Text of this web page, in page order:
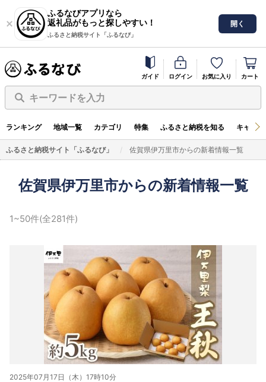
ふるなびアプリなら
返礼品がもっと探しやすい！
ふるさと納税サイト「ふるなび」
開く
ガイド ログイン お気に入り カート
キーワードを入力
ランキング 地域一覧 カテゴリ 特集 ふるさと納税を知る キャン
ふるさと納税サイト「ふるなび」 佐賀県伊万里市からの新着情報一覧
佐賀県伊万里市からの新着情報一覧
1~50件(全281件)
2025年07月17日（木）17時10分